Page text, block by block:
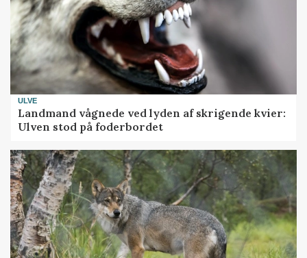
ULVE
Landmand vågnede ved lyden af skrigende kvier:
Ulven stod på foderbordet